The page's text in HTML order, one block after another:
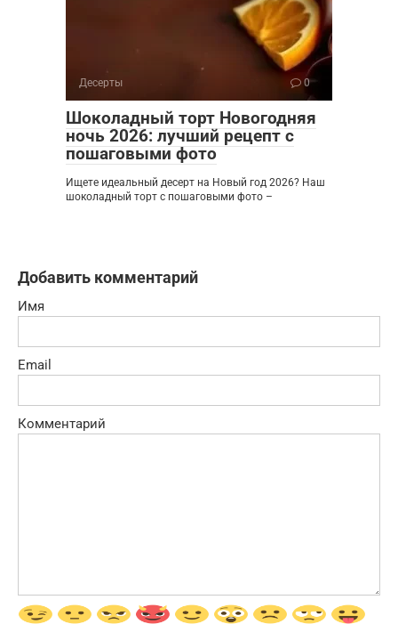
Десерты 0
Шоколадный торт Новогодняя
ночь 2026: лучший рецепт с
пошаговыми фото
Ищете идеальный десерт на Новый год 2026? Наш
шоколадный торт с пошаговыми фото –
Добавить комментарий
Имя
Email
Комментарий